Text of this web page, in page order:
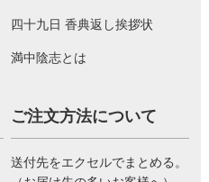
四十九日 香典返し挨拶状
満中陰志とは
ご注文方法について
送付先をエクセルでまとめる。